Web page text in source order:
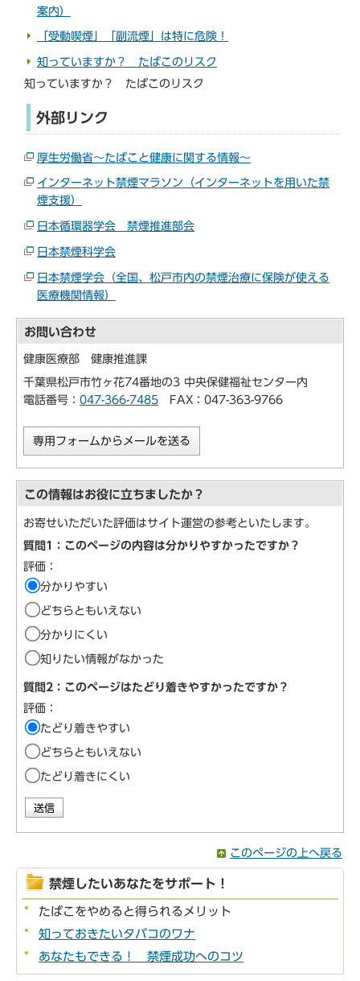
案内）
「受動喫煙」「副流煙」は特に危険！
知っていますか？ たばこのリスク
知っていますか？ たばこのリスク
外部リンク
厚生労働省～たばこと健康に関する情報～
インターネット禁煙マラソン（インターネットを用いた禁
煙支援）
日本循環器学会 禁煙推進部会
日本禁煙科学会
日本禁煙学会（全国、松戸市内の禁煙治療に保険が使える
医療機関情報）
お問い合わせ
健康医療部 健康推進課
千葉県松戸市竹ヶ花74番地の3 中央保健福祉センター内
電話番号： 047-366-7485 FAX：047-363-9766
専用フォームからメールを送る
この情報はお役に立ちましたか？
お寄せいただいた評価はサイト運営の参考といたします。
質問1：このページの内容は分かりやすかったですか？
評価：
分かりやすい
どちらともいえない
分かりにくい
知りたい情報がなかった
質問2：このページはたどり着きやすかったですか？
評価：
たどり着きやすい
どちらともいえない
たどり着きにくい
このページの上へ戻る
禁煙したいあなたをサポート！
たばこをやめると得られるメリット
知っておきたいタバコのワナ
あなたもできる！ 禁煙成功へのコツ